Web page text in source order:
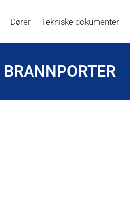
Dører Tekniske dokumenter
BRANNPORTER